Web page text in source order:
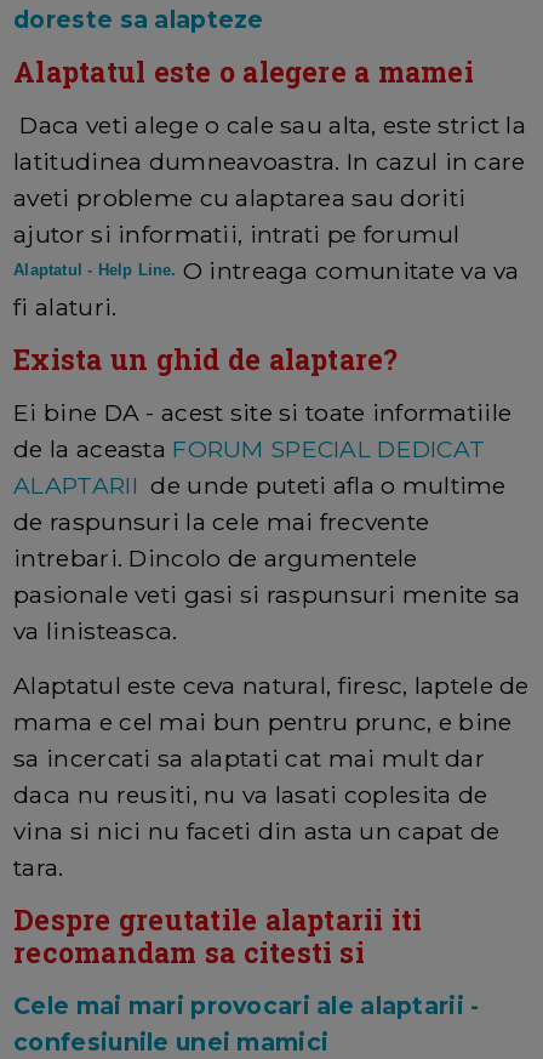
doreste sa alapteze
Alaptatul este o alegere a mamei
Daca veti alege o cale sau alta, este strict la
latitudinea dumneavoastra. In cazul in care
aveti probleme cu alaptarea sau doriti
ajutor si informatii, intrati pe forumul
Alaptatul - Help Line. O intreaga comunitate va va
fi alaturi.
Exista un ghid de alaptare?
Ei bine DA - acest site si toate informatiile
de la aceasta FORUM SPECIAL DEDICAT
ALAPTARII de unde puteti afla o multime
de raspunsuri la cele mai frecvente
intrebari. Dincolo de argumentele
pasionale veti gasi si raspunsuri menite sa
va linisteasca.
Alaptatul este ceva natural, firesc, laptele de
mama e cel mai bun pentru prunc, e bine
sa incercati sa alaptati cat mai mult dar
daca nu reusiti, nu va lasati coplesita de
vina si nici nu faceti din asta un capat de
tara.
Despre greutatile alaptarii iti
recomandam sa citesti si
Cele mai mari provocari ale alaptarii -
confesiunile unei mamici